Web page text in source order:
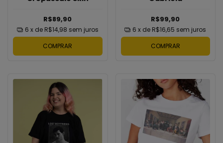
R$89,90
6 x de R$14,98 sem juros
COMPRAR
R$99,90
6 x de R$16,65 sem juros
COMPRAR